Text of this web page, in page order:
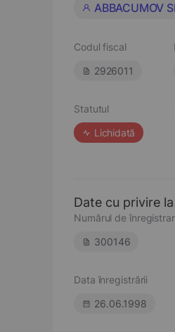
ABBACUMOV
Codul fiscal
2926011
Statutul
Lichidată
Date cu privire
Numărul de
300146
Data înregistrării
26.06.1998